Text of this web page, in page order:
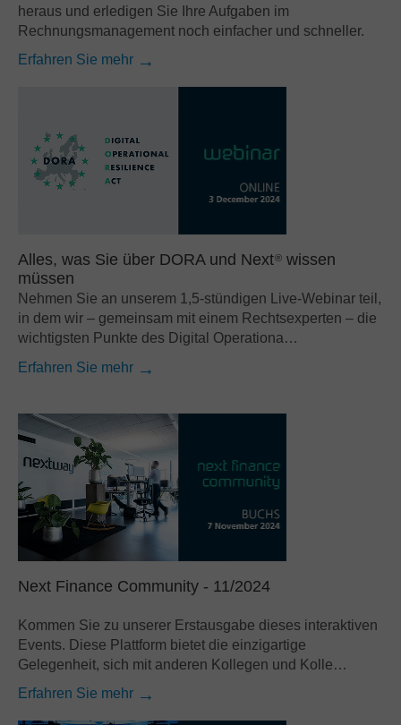
heraus und erledigen Sie Ihre Aufgaben im
Rechnungsmanagement noch einfacher und schneller.
Erfahren Sie mehr
Alles, was Sie über DORA und Next® wissen
müssen
Nehmen Sie an unserem 1,5-stündigen Live-Webinar teil,
in dem wir – gemeinsam mit einem Rechtsexperten – die
wichtigsten Punkte des Digital Operationa…
Erfahren Sie mehr
Next Finance Community - 11/2024
Kommen Sie zu unserer Erstausgabe dieses interaktiven
Events. Diese Plattform bietet die einzigartige
Gelegenheit, sich mit anderen Kollegen und Kolle…
Erfahren Sie mehr